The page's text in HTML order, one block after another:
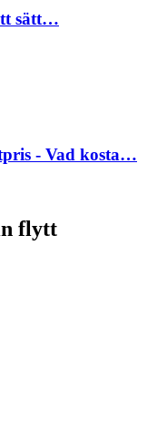
sätt…
- Vad kosta…
flytt